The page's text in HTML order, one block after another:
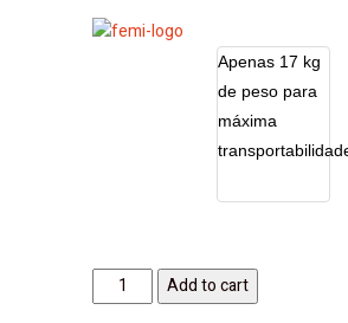
Apenas 17 kg
de peso para
máxima
Serra
de
Add to cart